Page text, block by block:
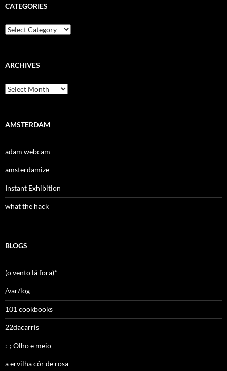
CATEGORIES
Categories
ARCHIVES
Archives
AMSTERDAM
adam webcam
amsterdamize
Instant Exhibition
what the hack
BLOGS
(o vento lá fora)*
/var/log
101 cookbooks
22dacarris
:-; Olho e meio
a ervilha côr de rosa